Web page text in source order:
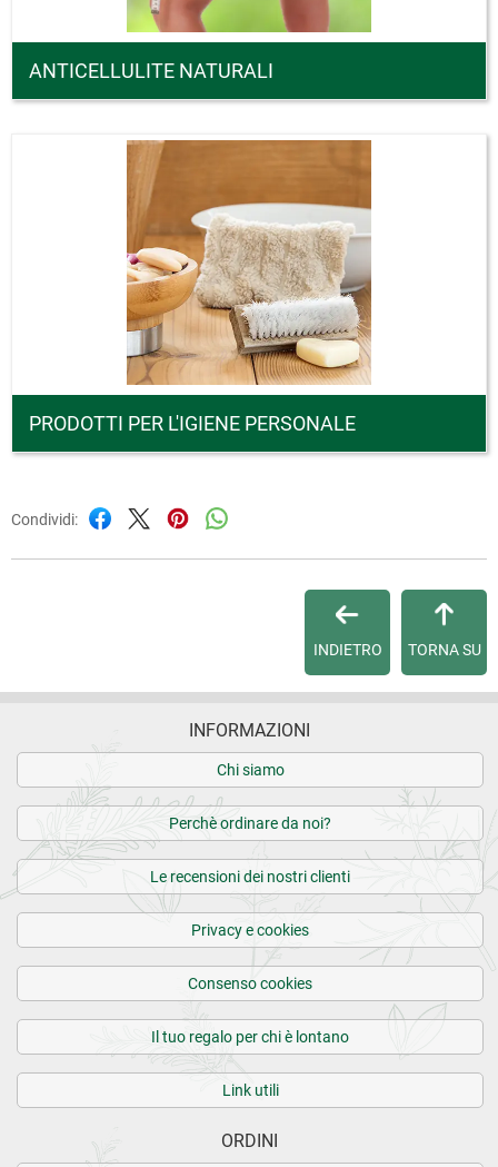
ANTICELLULITE NATURALI
PRODOTTI PER L'IGIENE PERSONALE
Condividi:
TORNA SU
INDIETRO
INFORMAZIONI
Chi siamo
Perchè ordinare da noi?
Le recensioni dei nostri clienti
Privacy e cookies
Consenso cookies
Il tuo regalo per chi è lontano
Link utili
ORDINI